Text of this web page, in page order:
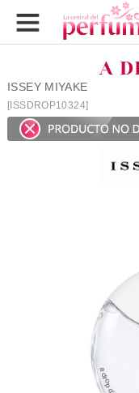
A
ISSEY MIYAKE
[ISSDROP10324]